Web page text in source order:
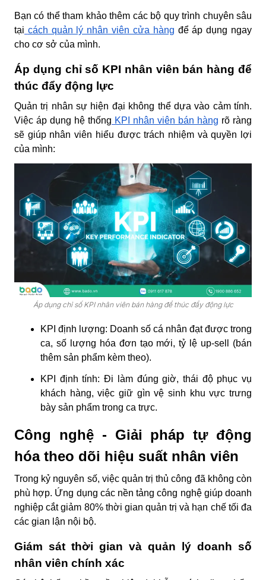
Bạn có thể tham khảo thêm các bộ quy trình chuyên sâu
tại cách quản lý nhân viên cửa hàng để áp dụng ngay
cho cơ sở của mình.
Áp dụng chỉ số KPI nhân viên bán hàng để
thúc đẩy động lực
Quản trị nhân sự hiện đại không thể dựa vào cảm tính.
Việc áp dụng hệ thống KPI nhân viên bán hàng rõ ràng
sẽ giúp nhân viên hiểu được trách nhiệm và quyền lợi
của mình:
Áp dụng chỉ số KPI nhân viên bán hàng để thúc đẩy động lực
KPI định lượng: Doanh số cá nhân đạt được trong
ca, số lượng hóa đơn tạo mới, tỷ lệ up-sell (bán
thêm sản phẩm kèm theo).
KPI định tính: Đi làm đúng giờ, thái độ phục vụ
khách hàng, việc giữ gìn vệ sinh khu vực trưng
bày sản phẩm trong ca trực.
Công nghệ - Giải pháp tự động
hóa theo dõi hiệu suất nhân viên
Trong kỷ nguyên số, việc quản trị thủ công đã không còn
phù hợp. Ứng dụng các nền tảng công nghệ giúp doanh
nghiệp cắt giảm 80% thời gian quản trị và hạn chế tối đa
các gian lận nội bộ.
Giám sát thời gian và quản lý doanh số
nhân viên chính xác